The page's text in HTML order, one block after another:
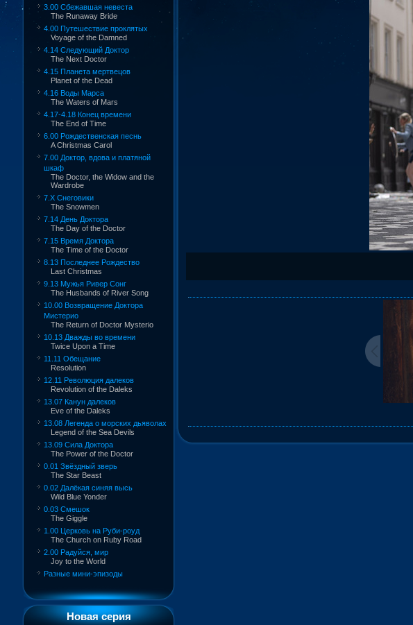
3.00 Сбежавшая невеста
The Runaway Bride
4.00 Путешествие проклятых
Voyage of the Damned
4.14 Следующий Доктор
The Next Doctor
4.15 Планета мертвецов
Planet of the Dead
4.16 Воды Марса
The Waters of Mars
4.17-4.18 Конец времени
The End of Time
6.00 Рождественская песнь
A Christmas Carol
7.00 Доктор, вдова и платяной
шкаф
The Doctor, the Widow and the
Wardrobe
7.X Снеговики
The Snowmen
7.14 День Доктора
The Day of the Doctor
7.15 Время Доктора
The Time of the Doctor
8.13 Последнее Рождество
Last Christmas
9.13 Мужья Ривер Сонг
The Husbands of River Song
10.00 Возвращение Доктора
Мистерио
The Return of Doctor Mysterio
10.13 Дважды во времени
Twice Upon a Time
11.11 Обещание
Resolution
12.11 Революция далеков
Revolution of the Daleks
13.07 Канун далеков
Eve of the Daleks
13.08 Легенда о морских дьяволах
Legend of the Sea Devils
13.09 Сила Доктора
The Power of the Doctor
0.01 Звёздный зверь
The Star Beast
0.02 Далёкая синяя высь
Wild Blue Yonder
0.03 Смешок
The Giggle
1.00 Церковь на Руби-роуд
The Church on Ruby Road
2.00 Радуйся, мир
Joy to the World
Разные мини-эпизоды
Новая серия